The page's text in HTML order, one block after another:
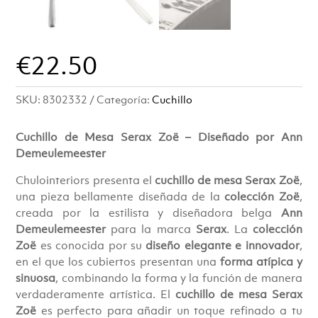
€22.50
SKU: 8302332 Categoría:Cuchillo
Cuchillo de Mesa Serax Zoë – Diseñado por Ann
Demeulemeester
Chulointeriors presenta el cuchillo de mesa Serax Zoë,
una pieza bellamente diseñada de la colección Zoë,
creada por la estilista y diseñadora belga Ann
Demeulemeesterpara la marca Serax. La colección
Zoë es conocida por su diseño elegante e innovador,
en el que los cubiertos presentan una forma atípica y
sinuosa, combinando la forma y la función de manera
verdaderamente artística. El cuchillo de mesa Serax
Zoë es perfecto para añadir un toque refinado a tu